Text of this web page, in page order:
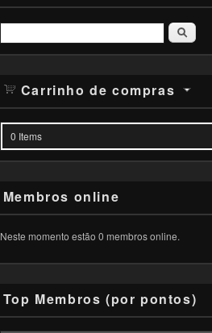
Pesquisar
Carrinho de compras
0 Items
Membros online
Neste momento estão 0 membros online.
Top Membros (por pontos)